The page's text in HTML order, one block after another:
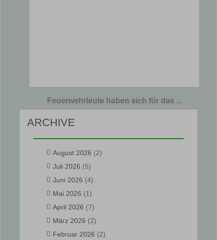
Feuerwehrleute haben sich für das ...
ARCHIVE
August 2026 (2)
Juli 2026 (5)
Juni 2026 (4)
Mai 2026 (1)
April 2026 (7)
März 2026 (2)
Februar 2026 (2)